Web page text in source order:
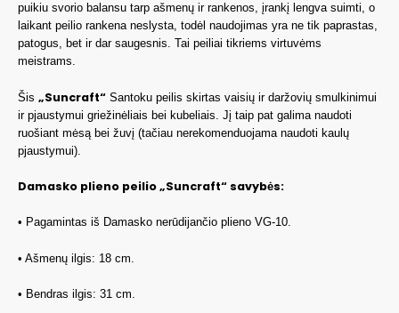
puikiu svorio balansu tarp ašmenų ir rankenos, įrankį lengva suimti, o
laikant peilio rankena neslysta, todėl naudojimas yra ne tik paprastas,
patogus, bet ir dar saugesnis. Tai peiliai tikriems virtuvėms
meistrams.
Šis „Suncraft“ Santoku peilis skirtas vaisių ir daržovių smulkinimui
ir pjaustymui griežinėliais bei kubeliais. Jį taip pat galima naudoti
ruošiant mėsą bei žuvį (tačiau nerekomenduojama naudoti kaulų
pjaustymui).
Damasko plieno peilio „Suncraft“ savybės:
• Pagamintas iš Damasko nerūdijančio plieno VG-10.
• Ašmenų ilgis: 18 cm.
• Bendras ilgis: 31 cm.